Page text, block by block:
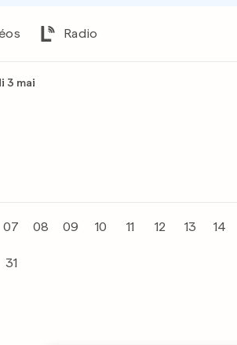
Radio
3 mai
07 08 09 10 11 12 13 14
31